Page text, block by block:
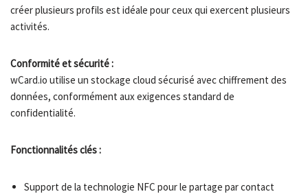
créer plusieurs profils est idéale pour ceux qui exercent plusieurs
activités.
Conformité et sécurité :
wCard.io utilise un stockage cloud sécurisé avec chiffrement des
données, conformément aux exigences standard de
confidentialité.
Fonctionnalités clés :
Support de la technologie NFC pour le partage par contact